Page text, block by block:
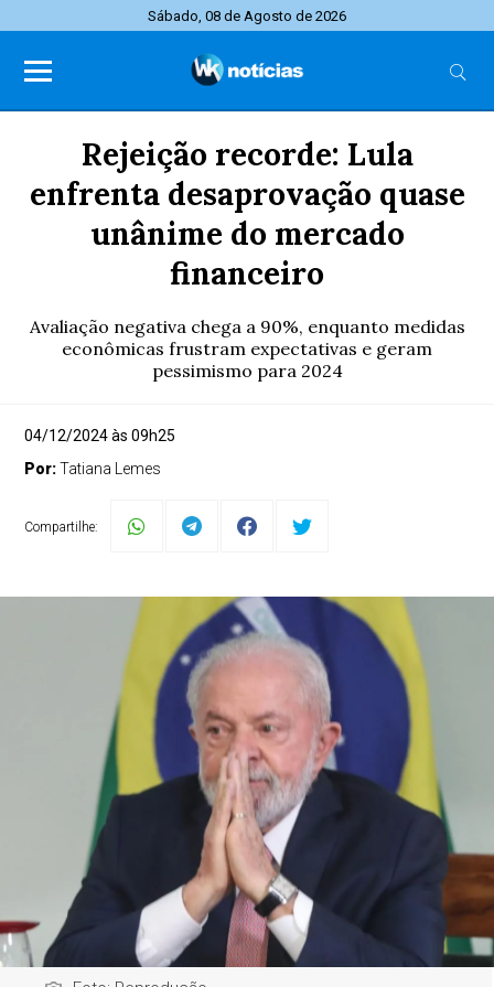
Sábado, 08 de Agosto de 2026
Rejeição recorde: Lula
enfrenta desaprovação quase
unânime do mercado
financeiro
Avaliação negativa chega a 90%, enquanto medidas
econômicas frustram expectativas e geram
pessimismo para 2024
04/12/2024 às 09h25
Por:Tatiana Lemes
Compartilhe: